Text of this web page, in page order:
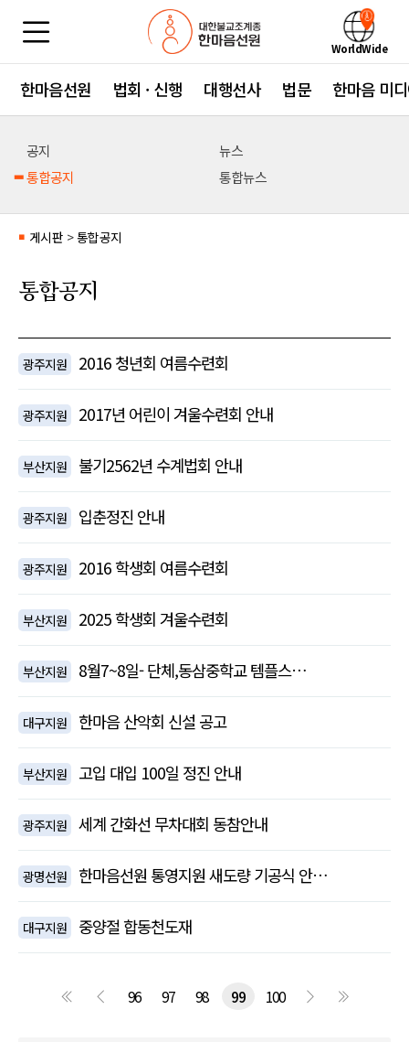
WorldWide
한마음선원 법회 · 신행 대행선사 법문 한마음 미
공지
뉴스
통합공지
통합뉴스
■ 게시판 > 통합공지
통합공지
광주지원 2016 청년회 여름수련회
광주지원 2017년 어린이 겨울수련회 안내
부산지원 불기2562년 수계법회 안내
광주지원 입춘정진 안내
광주지원 2016 학생회 여름수련회
부산지원 2025 학생회 겨울수련회
부산지원 8월7~8일- 단체,동삼중학교 템플스…
대구지원 한마음 산악회 신설 공고
부산지원 고입 대입 100일 정진 안내
광주지원 세계 간화선 무차대회 동참안내
광명선원 한마음선원 통영지원 새도량 기공식 안…
대구지원 중양절 합동천도재
96 97 98 99 100